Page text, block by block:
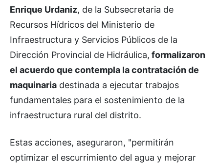
Enrique Urdaniz, de la Subsecretaria de
Recursos Hídricos del Ministerio de
Infraestructura y Servicios Públicos de la
Dirección Provincial de Hidráulica, formalizaron
el acuerdo que contempla la contratación de
maquinaria destinada a ejecutar trabajos
fundamentales para el sostenimiento de la
infraestructura rural del distrito.
Estas acciones, aseguraron, "permitirán
optimizar el escurrimiento del agua y mejorar